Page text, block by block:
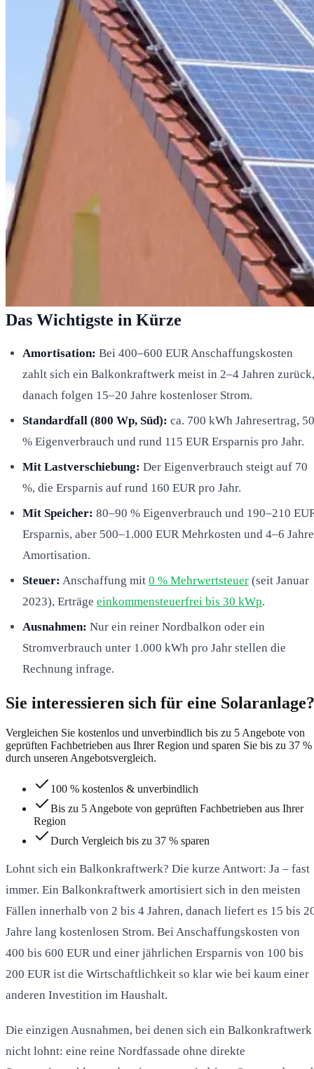
Das Wichtigste in Kürze
Amortisation: Bei 400–600 EUR Anschaffungskosten
zahlt sich ein Balkonkraftwerk meist in 2–4 Jahren zurück,
danach folgen 15–20 Jahre kostenloser Strom.
Standardfall (800 Wp, Süd): ca. 700 kWh Jahresertrag, 50
% Eigenverbrauch und rund 115 EUR Ersparnis pro Jahr.
Mit Lastverschiebung: Der Eigenverbrauch steigt auf 70
%, die Ersparnis auf rund 160 EUR pro Jahr.
Mit Speicher: 80–90 % Eigenverbrauch und 190–210
Ersparnis, aber 500–1.000 EUR Mehrkosten und 4–6 Jahre
Amortisation.
Steuer: Anschaffung mit 0 % Mehrwertsteuer (seit Januar
2023), Erträge einkommensteuerfrei bis 30 kWp.
Ausnahmen: Nur ein reiner Nordbalkon oder ein
Stromverbrauch unter 1.000 kWh pro Jahr stellen die
Rechnung infrage.
Sie interessieren sich für eine Solaranlage?
Vergleichen Sie kostenlos und unverbindlich bis zu 5 Angebote von
geprüften Fachbetrieben aus Ihrer Region und sparen Sie bis zu 37 %
durch unseren Angebotsvergleich.
100 % kostenlos & unverbindlich
Bis zu 5 Angebote von geprüften Fachbetrieben aus Ihrer
Region
Durch Vergleich bis zu 37 % sparen
Lohnt sich ein Balkonkraftwerk? Die kurze Antwort: Ja – fast
immer. Ein Balkonkraftwerk amortisiert sich in den meisten
Fällen innerhalb von 2 bis 4 Jahren, danach liefert es 15 bis
Jahre lang kostenlosen Strom. Bei Anschaffungskosten von
400 bis 600 EUR und einer jährlichen Ersparnis von 100 bis
200 EUR ist die Wirtschaftlichkeit so klar wie bei kaum einer
anderen Investition im Haushalt.
Die einzigen Ausnahmen, bei denen sich ein Balkonkraftwerk
nicht lohnt: eine reine Nordfassade ohne direkte